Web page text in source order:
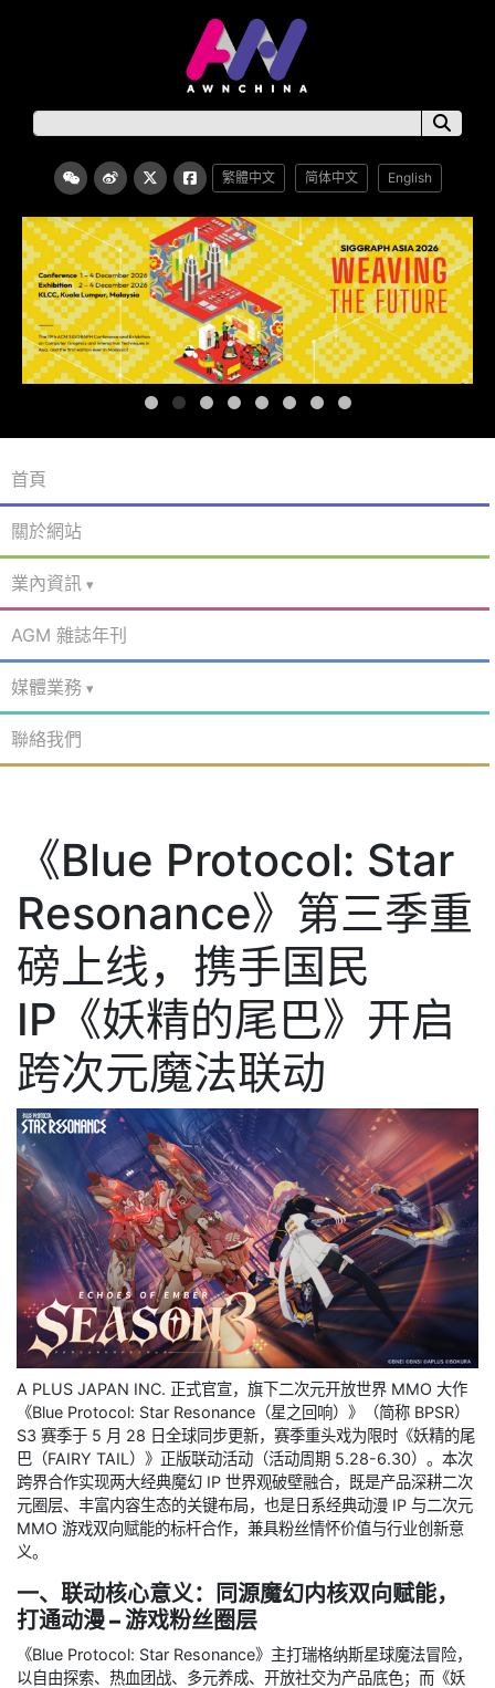
繁體中文 简体中文 English
首頁
關於網站
業內資訊
AGM 雜誌年刊
媒體業務
聯絡我們
《Blue Protocol: Star
Resonance》第三季重
磅上线，携手国民
IP《妖精的尾巴》开启
跨次元魔法联动
A PLUS JAPAN INC. 正式官宣，旗下二次元开放世界 MMO 大作
《Blue Protocol: Star Resonance（星之回响）》（简称 BPSR）
S3 赛季于 5 月 28 日全球同步更新，赛季重头戏为限时《妖精的尾
巴（FAIRY TAIL）》正版联动活动（活动周期 5.28-6.30）。本次
跨界合作实现两大经典魔幻 IP 世界观破壁融合，既是产品深耕二次
元圈层、丰富内容生态的关键布局，也是日系经典动漫 IP 与二次元
MMO 游戏双向赋能的标杆合作，兼具粉丝情怀价值与行业创新意
义。
一、联动核心意义：同源魔幻内核双向赋能，
打通动漫 – 游戏粉丝圈层
《Blue Protocol: Star Resonance》主打瑞格纳斯星球魔法冒险，
以自由探索、热血团战、多元养成、开放社交为产品底色；而《妖